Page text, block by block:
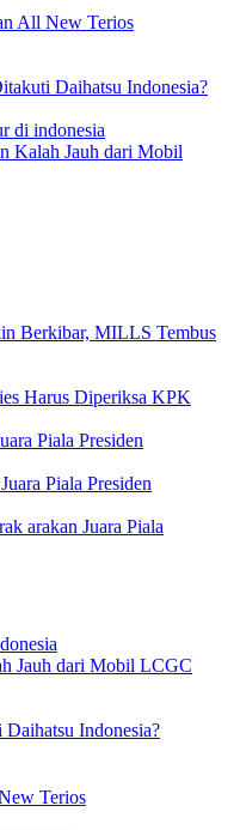
All New Terios
Daihatsu Indonesia?
Kalah Jauh dari Mobil
Berkibar, MILLS Tembus
Harus Diperiksa KPK
Piala Presiden
Piala Presiden
arakan Juara Piala
Jauh dari Mobil LCGC
Indonesia?
Terios